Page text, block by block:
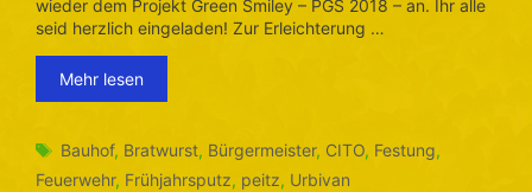
wieder dem Projekt Green Smiley – PGS 2018 – an. Ihr alle
seid herzlich eingeladen! Zur Erleichterung …
Mehr lesen
Schlagwörter
Bauhof, Bratwurst, Bürgermeister, CITO, Festung,
Feuerwehr, Frühjahrsputz, peitz, Urbivan